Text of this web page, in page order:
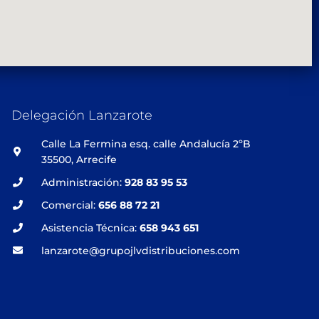
Delegación Lanzarote
Calle La Fermina esq. calle Andalucía 2ºB
35500, Arrecife
Administración:928 83 95 53
Comercial:656 88 72 21
Asistencia Técnica:658 943 651
lanzarote@grupojlvdistribuciones.com